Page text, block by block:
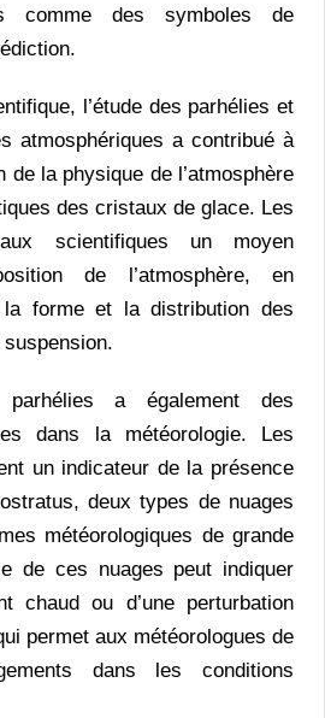
comme des symboles de
l’étude des parhélies et
atmosphériques a contribué à
de la physique de l’atmosphère
des cristaux de glace. Les
scientifiques un moyen
de l’atmosphère, en
forme et la distribution des
parhélies a également des
dans la météorologie. Les
un indicateur de la présence
deux types de nuages
météorologiques de grande
de ces nuages peut indiquer
chaud ou d’une perturbation
permet aux météorologues de
dans les conditions